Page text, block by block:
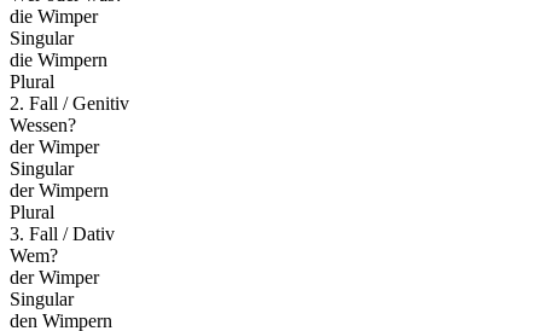
die Wimper
Singular
die Wimpern
Plural
2. Fall / Genitiv
Wessen?
der Wimper
Singular
der Wimpern
Plural
3. Fall / Dativ
Wem?
der Wimper
Singular
den Wimpern